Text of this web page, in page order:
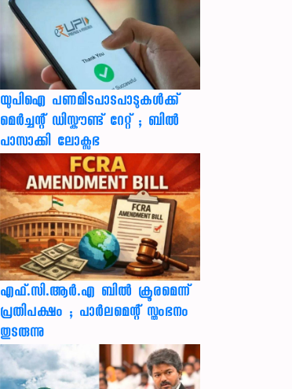
യുപിഐ പണമിടപാടപാടുകൾക്ക്
മെർച്ചന്റ് ഡിസ്കൗണ്ട് റേറ്റ് ; ബിൽ
പാസാക്കി ലോക്സഭ
എഫ്.സി.ആർ.എ ബിൽ ക്രൂരമെന്ന്
പ്രതിപക്ഷം ; പാർലമെന്റ് സ്തംഭനം
തുടരുന്നു